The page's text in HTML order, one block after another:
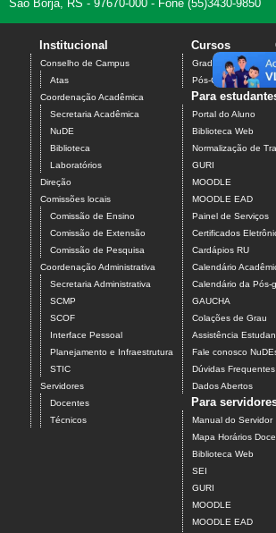
São Borja, RS - 97670-000 - Fone (55)3430-9850
Institucional
Conselho de Campus
Atas
Coordenação Acadêmica
Secretaria Acadêmica
NuDE
Biblioteca
Laboratórios
Direção
Comissões locais
Comissão de Ensino
Comissão de Extensão
Comissão de Pesquisa
Coordenação Administrativa
Secretaria Administrativa
SCMP
SCOF
Interface Pessoal
Planejamento e Infraestrutura
STIC
Servidores
Docentes
Técnicos
Cursos
Graduação
Pós-Graduação
Para
Portal do Aluno
Biblioteca Web
Normalização de
GURI
MOODLE
MOODLE EAD
Painel de Serviços
Certificados
Cardápios RU
Calendário
Calendário da Pós-
GAUCHA
Colações de Grau
Assistência
Fale conosco
Dúvidas Frequentes
Dados Abertos
Para
Manual do Servidor
Mapa Horários
Biblioteca Web
SEI
GURI
MOODLE
MOODLE EAD